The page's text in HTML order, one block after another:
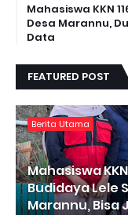
Mahasiswa KKN
Desa Marannu,
Data
FEATURED POST
Berita Utama
Mahasiswa
Budidaya Lele
Marannu, Bisa